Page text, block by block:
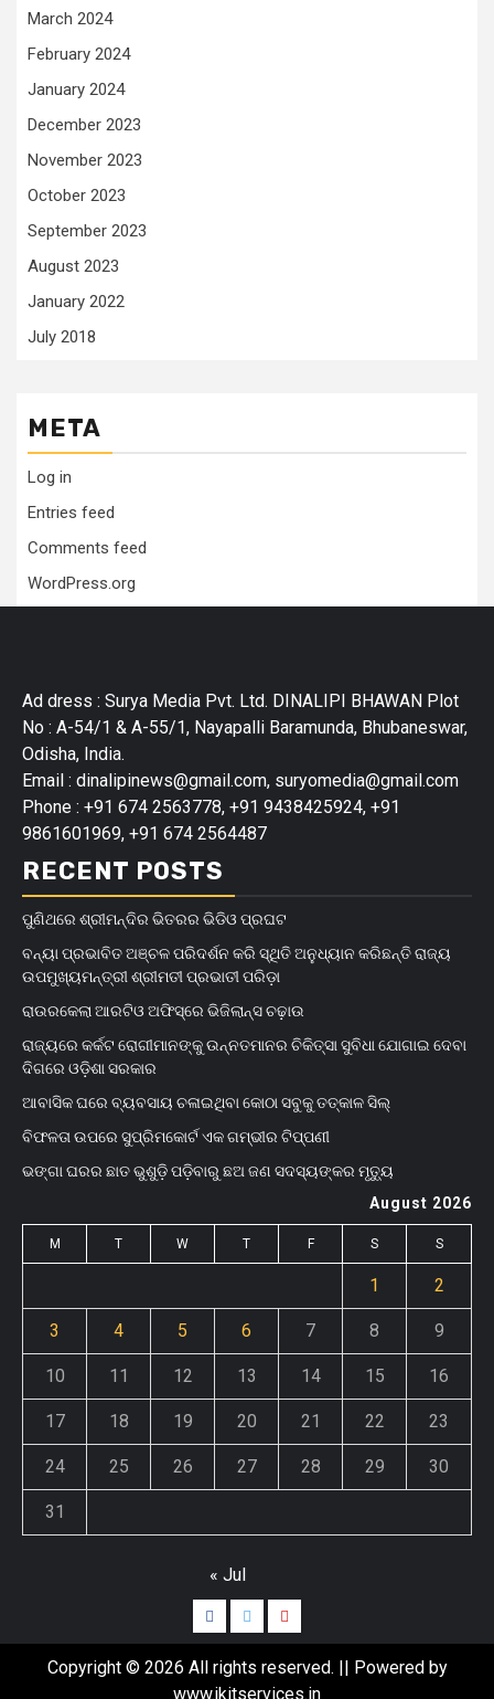
March 2024
February 2024
January 2024
December 2023
November 2023
October 2023
September 2023
August 2023
January 2022
July 2018
META
Log in
Entries feed
Comments feed
WordPress.org
Ad dress : Surya Media Pvt. Ltd. DINALIPI BHAWAN Plot
No : A-54/1 & A-55/1, Nayapalli Baramunda, Bhubaneswar,
Odisha, India.
Email : dinalipinews@gmail.com, suryomedia@gmail.com
Phone : +91 674 2563778, +91 9438425924, +91
9861601969, +91 674 2564487
RECENT POSTS
ପୁଣିଥରେ ଶ୍ରୀମନ୍ଦିର ଭିତରର ଭିଡିଓ ପ୍ରଘଟ
ବନ୍ୟା ପ୍ରଭାବିତ ଅଞ୍ଚଳ ପରିଦର୍ଶନ କରି ସ୍ଥିତି ଅନୁଧ୍ୟାନ କରିଛନ୍ତି ରାଜ୍ୟ
ଉପମୁଖ୍ୟମନ୍ତ୍ରୀ ଶ୍ରୀମତୀ ପ୍ରଭାତୀ ପରିଡ଼ା
ରାଉରକେଲା ଆରଟିଓ ଅଫିସ୍‌ରେ ଭିଜିଲାନ୍ସ ଚଢ଼ାଉ
ରାଜ୍ୟରେ କର୍କଟ ରୋଗୀମାନଙ୍କୁ ଉନ୍ନତମାନର ଚିକିତ୍ସା ସୁବିଧା ଯୋଗାଇ ଦେବା
ଦିଗରେ ଓଡ଼ିଶା ସରକାର
ଆବାସିକ ଘରେ ବ୍ୟବସାୟ ଚଳାଇଥିବା କୋଠା ସବୁକୁ ତତ୍କାଳ ସିଲ୍‌
ବିଫଳତା ଉପରେ ସୁପ୍ରିମକୋର୍ଟ ଏକ ଗମ୍ଭୀର ଟିପ୍ପଣୀ
ଭଙ୍ଗା ଘରର ଛାତ ଭୁଶୁଡ଼ି ପଡ଼ିବାରୁ ଛଅ ଜଣ ସଦସ୍ୟଙ୍କର ମୃତ୍ୟୁ
August 2026
M T W T F S S
1 2
3 4 5 6 7 8 9
10 11 12 13 14 15 16
17 18 19 20 21 22 23
24 25 26 27 28 29 30
31
« Jul
Copyright © 2026 All rights reserved. || Powered by
www.jkitservices.in